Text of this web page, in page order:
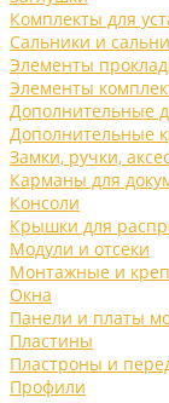
Комплекты для
Сальники и
Элементы
Элементы
Дополнительные
Дополнительные
Замки, ручки,
Карманы для
Консоли
Крышки для
Модули и отсеки
Монтажные и
Окна
Панели и платы
Пластины
Пластроны и
Профили